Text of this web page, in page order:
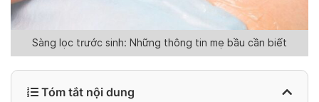
Sàng lọc trước sinh: Những thông tin mẹ bầu cần biết
Tóm tắt nội dung